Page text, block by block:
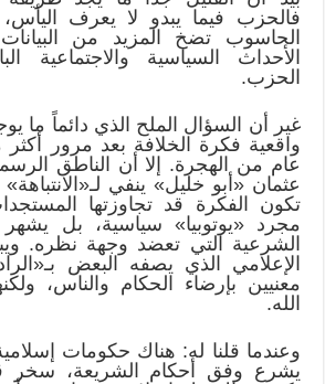
فالحزب فيما يبدو لا يعرف
الحاسوب تضخ المزيد من
الأحداث السياسية والاجتماعية
الحزب.
غير أن السؤال الملح الذي دائماً ما
واقعية فكرة الخلافة بعد مرور
عام من الهجرة. إلا أن الناطق
عثمان «أبو خليل» ينفي
تكون الفكرة قد تجاوزتها
مجرد «يوتوبيا» سياسية، بل يشهر
الشرعية التي تعضد وجهة نظره.
الإعلامي الذي يصفه البعض
معنيين بإرضاء الحكام والناس،
الله.
وعندما قلنا له: هناك حكومات
يشرع وفق أحكام الشريعة، سخر